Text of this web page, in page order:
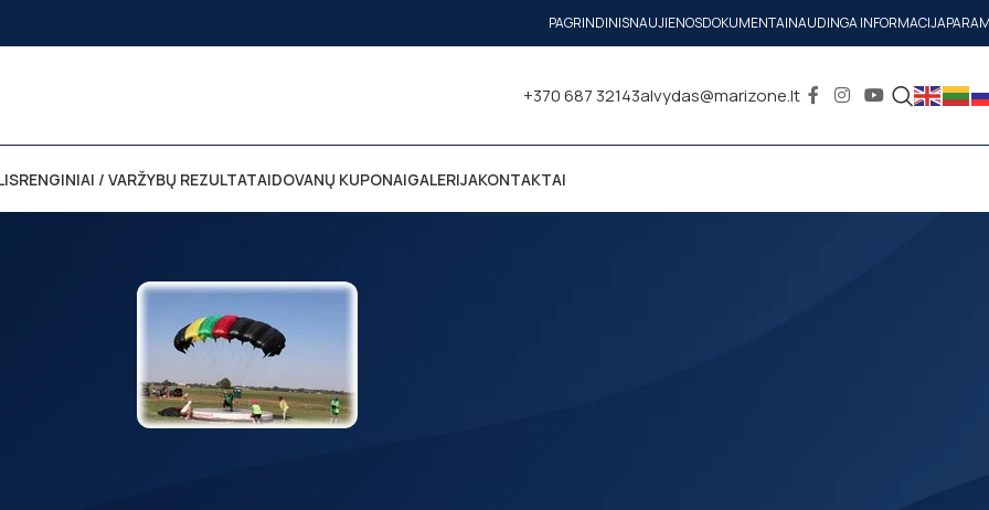
PAGRINDINISNAUJIENOSDOKUMENTAINAUDINGA INFORMACIJA
+370 687 32143alvydas@marizone.lt
RENGINIAI / VARŽYBŲ REZULTATAIDOVANŲ KUPONAIGALERIJAKONTAKTAI